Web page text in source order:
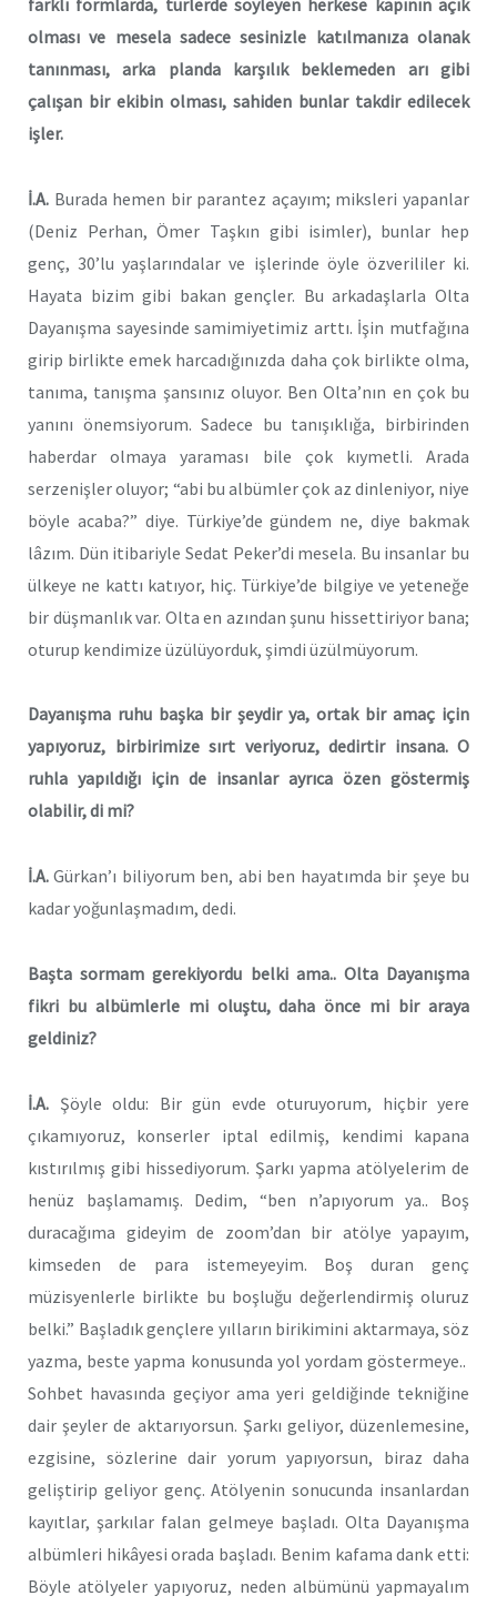
farklı formlarda, türlerde söyleyen herkese kapının açık
olması ve mesela sadece sesinizle katılmanıza olanak
tanınması, arka planda karşılık beklemeden arı gibi
çalışan bir ekibin olması, sahiden bunlar takdir edilecek
işler.
İ.A. Burada hemen bir parantez açayım; miksleri yapanlar
(Deniz Perhan, Ömer Taşkın gibi isimler), bunlar hep
genç, 30’lu yaşlarındalar ve işlerinde öyle özverililer ki.
Hayata bizim gibi bakan gençler. Bu arkadaşlarla Olta
Dayanışma sayesinde samimiyetimiz arttı. İşin mutfağına
girip birlikte emek harcadığınızda daha çok birlikte olma,
tanıma, tanışma şansınız oluyor. Ben Olta’nın en çok bu
yanını önemsiyorum. Sadece bu tanışıklığa, birbirinden
haberdar olmaya yaraması bile çok kıymetli. Arada
serzenişler oluyor; “abi bu albümler çok az dinleniyor, niye
böyle acaba?” diye. Türkiye’de gündem ne, diye bakmak
lâzım. Dün itibariyle Sedat Peker’di mesela. Bu insanlar bu
ülkeye ne kattı katıyor, hiç. Türkiye’de bilgiye ve yeteneğe
bir düşmanlık var. Olta en azından şunu hissettiriyor bana;
oturup kendimize üzülüyorduk, şimdi üzülmüyorum.
Dayanışma ruhu başka bir şeydir ya, ortak bir amaç için
yapıyoruz, birbirimize sırt veriyoruz, dedirtir insana. O
ruhla yapıldığı için de insanlar ayrıca özen göstermiş
olabilir, di mi?
İ.A.Gürkan’ı biliyorum ben, abi ben hayatımda bir şeye bu
kadar yoğunlaşmadım, dedi.
Başta sormam gerekiyordu belki ama.. Olta Dayanışma
fikri bu albümlerle mi oluştu, daha önce mi bir araya
geldiniz?
İ.A. Şöyle oldu: Bir gün evde oturuyorum, hiçbir yere
çıkamıyoruz, konserler iptal edilmiş, kendimi kapana
kıstırılmış gibi hissediyorum. Şarkı yapma atölyelerim de
henüz başlamamış. Dedim, “ben n’apıyorum ya.. Boş
duracağıma gideyim de zoom’dan bir atölye yapayım,
kimseden de para istemeyeyim. Boş duran genç
müzisyenlerle birlikte bu boşluğu değerlendirmiş oluruz
belki.” Başladık gençlere yılların birikimini aktarmaya, söz
yazma, beste yapma konusunda yol yordam göstermeye..
Sohbet havasında geçiyor ama yeri geldiğinde tekniğine
dair şeyler de aktarıyorsun. Şarkı geliyor, düzenlemesine,
ezgisine, sözlerine dair yorum yapıyorsun, biraz daha
geliştirip geliyor genç. Atölyenin sonucunda insanlardan
kayıtlar, şarkılar falan gelmeye başladı. Olta Dayanışma
albümleri hikâyesi orada başladı. Benim kafama dank etti:
Böyle atölyeler yapıyoruz, neden albümünü yapmayalım